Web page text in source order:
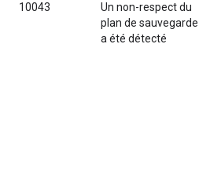
10043
Un non-respect du
plan de sauvegarde
a été détecté